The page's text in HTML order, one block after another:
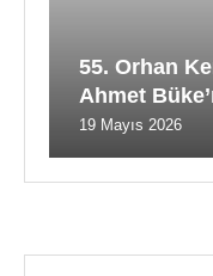
55. Orhan
Ahmet
19 Mayıs 2026